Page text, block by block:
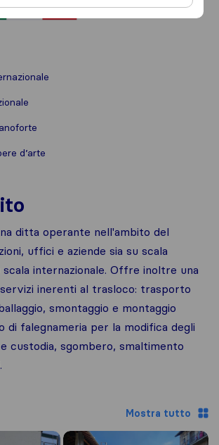
d’arte
ditta operante nell'ambito del
uffici e aziende sia su scala
scala internazionale. Offre inoltre una
inerenti al trasloco: trasporto
smontaggio e montaggio
di falegnameria per la modifica degli
custodia, sgombero, smaltimento
Mostra tutto